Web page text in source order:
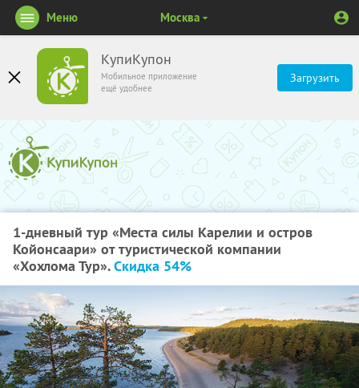
КупиКупон
Мобильное приложение
ещё удобнее
Загрузить
Меню Москва
1-дневный тур «Места силы Карелии и остров
Койонсаари» от туристической компании
«Хохлома Тур».Скидка 54%